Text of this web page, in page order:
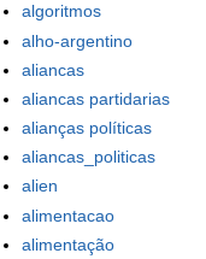
algoritmos
alho-argentino
aliancas
aliancas partidarias
alianças políticas
aliancas_politicas
alien
alimentacao
alimentação